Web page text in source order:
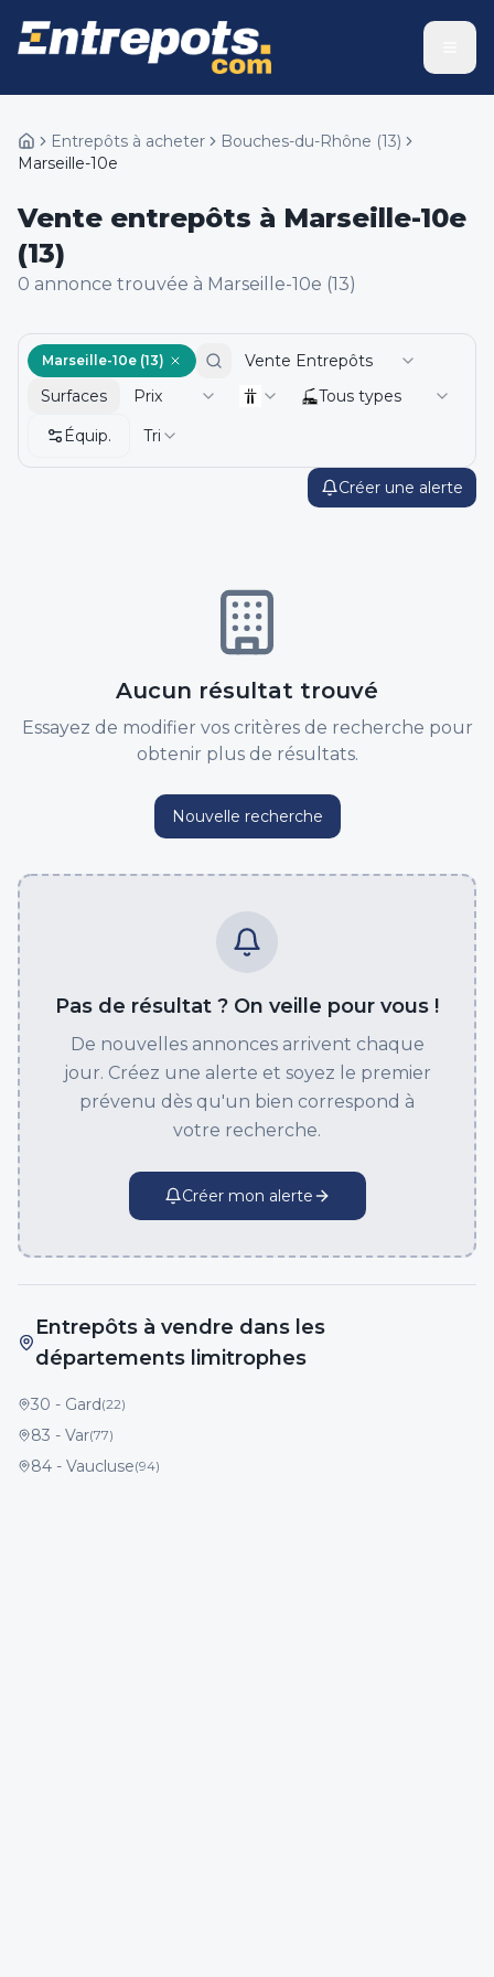
Entrepôts à acheter Bouches-du-Rhône (13)
Marseille-10e
Vente entrepôts à Marseille-10e
(13)
0 annonce trouvée à Marseille-10e (13)
Créer une alerte
Marseille-10e (13)
Vente Entrepôts
Surfaces
Prix
Tous types
Équip.
Tri
Aucun résultat trouvé
Essayez de modifier vos critères de recherche pour
obtenir plus de résultats.
Nouvelle recherche
Pas de résultat ? On veille pour vous !
De nouvelles annonces arrivent chaque
jour. Créez une alerte et soyez le premier
prévenu dès qu'un bien correspond à
votre recherche.
Créer mon alerte
Entrepôts à vendre dans les
départements limitrophes
30 - Gard(22)
83 - Var(77)
84 - Vaucluse(94)